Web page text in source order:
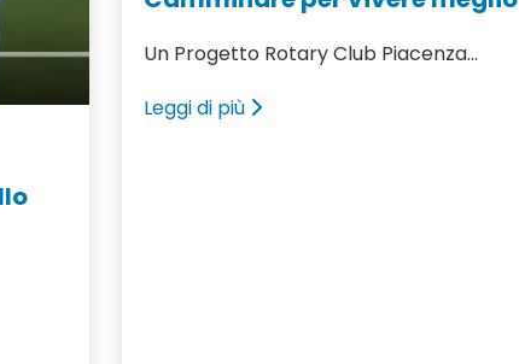
Un Progetto Rotary Club Piacenza...
Leggi di più